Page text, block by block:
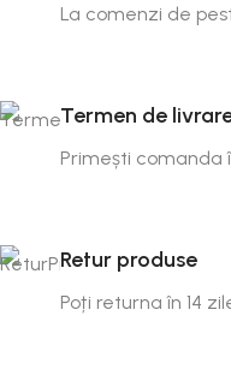
La comenzi de
Termen de
Primești comanda
Retur produse
Poți returna în 14